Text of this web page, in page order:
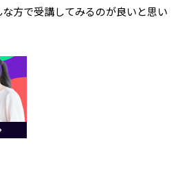
方で受講してみるのが良いと思い